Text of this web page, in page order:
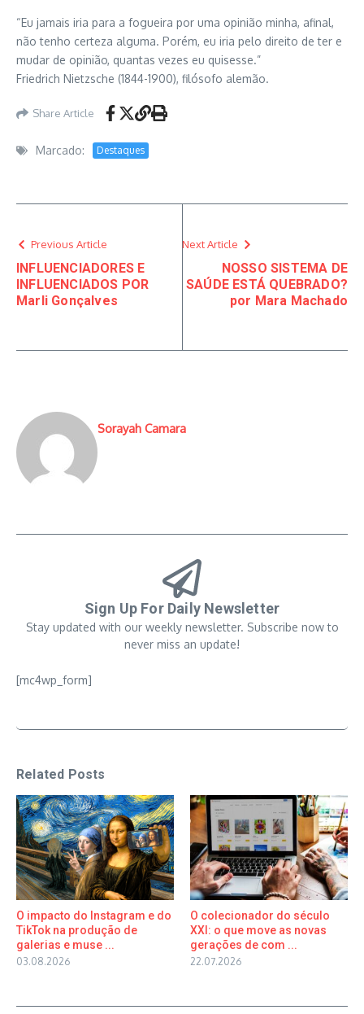
“Eu jamais iria para a fogueira por uma opinião minha, afinal,
não tenho certeza alguma. Porém, eu iria pelo direito de ter e
mudar de opinião, quantas vezes eu quisesse.”
Friedrich Nietzsche (1844-1900), filósofo alemão.
Share Article
Marcado: Destaques
Previous Article
INFLUENCIADORES E
INFLUENCIADOS POR
Marli Gonçalves
Next Article
NOSSO SISTEMA DE
SAÚDE ESTÁ QUEBRADO?
por Mara Machado
Sorayah Camara
Sign Up For Daily Newsletter
Stay updated with our weekly newsletter. Subscribe now to
never miss an update!
[mc4wp_form]
Related Posts
O impacto do Instagram e do
TikTok na produção de
galerias e muse ...
03.08.2026
O colecionador do século
XXI: o que move as novas
gerações de com ...
22.07.2026